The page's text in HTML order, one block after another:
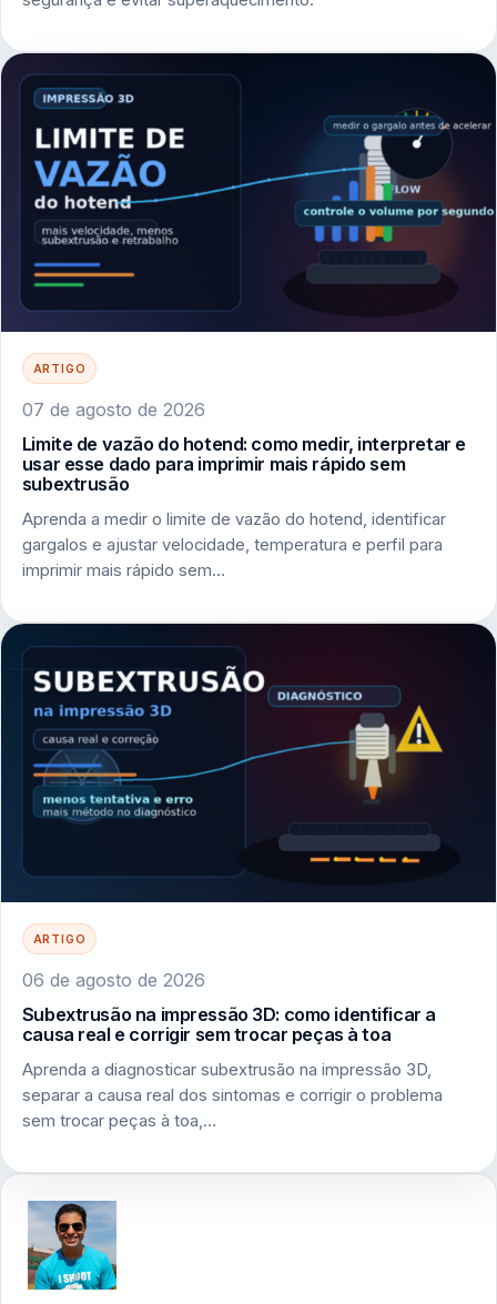
ARTIGO
07 de agosto de 2026
Limite de vazão do hotend: como medir, interpretar e
usar esse dado para imprimir mais rápido sem
subextrusão
Aprenda a medir o limite de vazão do hotend, identificar
gargalos e ajustar velocidade, temperatura e perfil para
imprimir mais rápido sem…
ARTIGO
06 de agosto de 2026
Subextrusão na impressão 3D: como identificar a
causa real e corrigir sem trocar peças à toa
Aprenda a diagnosticar subextrusão na impressão 3D,
separar a causa real dos sintomas e corrigir o problema
sem trocar peças à toa,…